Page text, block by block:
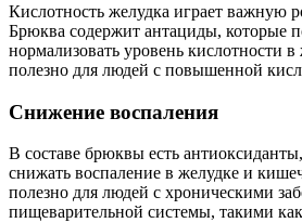
Кислотность желудка играет важную
Брюква содержит антациды, которые
нормализовать уровень кислотности
полезно для людей с повышенной
Снижение воспаления
В составе брюквы есть
снижать воспаление в желудке и
полезно для людей с хроническими
пищеварительной системы, такими как